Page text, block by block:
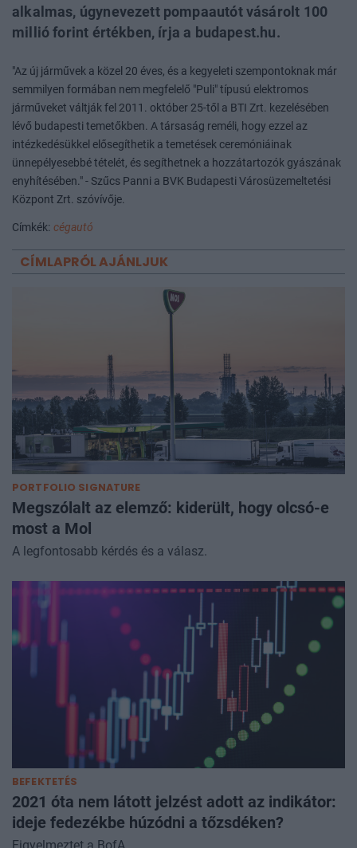
alkalmas, úgynevezett pompaautót vásárolt 100
millió forint értékben, írja a budapest.hu.
"Az új járművek a közel 20 éves, és a kegyeleti szempontoknak már
semmilyen formában nem megfelelő "Puli" típusú elektromos
járműveket váltják fel 2011. október 25-től a BTI Zrt. kezelésében
lévő budapesti temetőkben. A társaság reméli, hogy ezzel az
intézkedésükkel elősegíthetik a temetések ceremóniáinak
ünnepélyesebbé tételét, és segíthetnek a hozzátartozók gyászának
enyhítésében." - Szűcs Panni a BVK Budapesti Városüzemeltetési
Központ Zrt. szóvívője.
Címkék: cégautó
CÍMLAPRÓL AJÁNLJUK
PORTFOLIO SIGNATURE
Megszólalt az elemző: kiderült, hogy olcsó-e
most a Mol
A legfontosabb kérdés és a válasz.
BEFEKTETÉS
2021 óta nem látott jelzést adott az indikátor:
ideje fedezékbe húzódni a tőzsdéken?